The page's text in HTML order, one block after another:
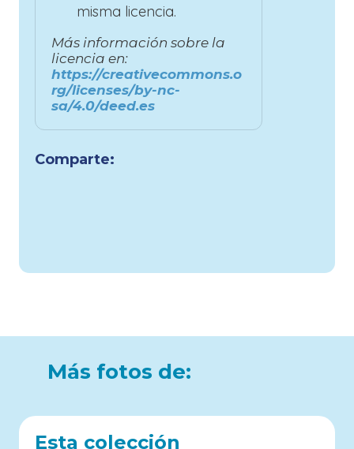
misma licencia.
Más información sobre la
licencia en:
https://creativecommons.o
rg/licenses/by-nc-
sa/4.0/deed.es
Comparte:
Más fotos de:
Esta colección